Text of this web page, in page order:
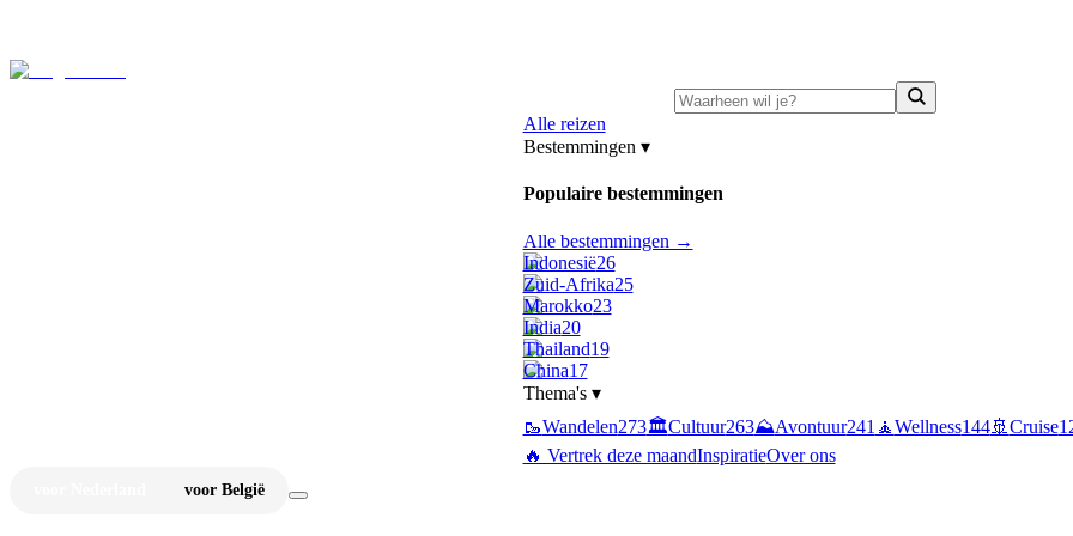
Alle reizen
Bestemmingen ▾
Populaire bestemmingen
Alle bestemmingen →
Indonesië26
Zuid-Afrika25
Marokko23
India20
Thailand19
China17
Thema's ▾
🥾Wandelen273🏛️Cultuur263⛰️Avontuur241 🧘Wellness144🚢 Cruise
🔥 Vertrek deze maandInspiratieOver ons
voor België